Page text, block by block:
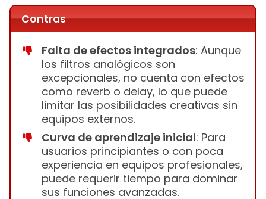
Contras
Falta de efectos integrados: Aunque
los filtros analógicos son
excepcionales, no cuenta con efectos
como reverb o delay, lo que puede
limitar las posibilidades creativas sin
equipos externos.
Curva de aprendizaje inicial: Para
usuarios principiantes o con poca
experiencia en equipos profesionales,
puede requerir tiempo para dominar
sus funciones avanzadas.